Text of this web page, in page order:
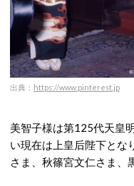
出典： https://www.pinterest.jp
美智子様は第125代天皇
い現在は上皇后陛下とな
さま、秋篠宮文仁さま、